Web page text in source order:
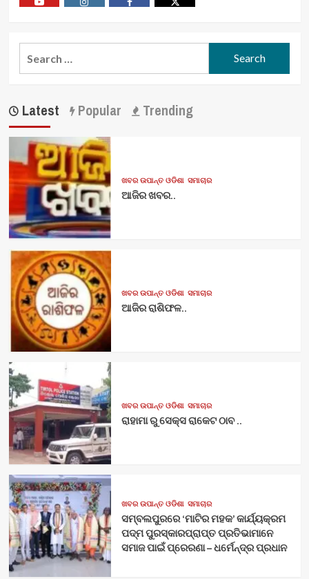
Latest Popular Trending
ଖବର ଉପାନ୍ତ ଓଡିଶା ସମାଚାର
ଆଜିର ଖବର..
ଖବର ଉପାନ୍ତ ଓଡିଶା ସମାଚାର
ଆଜିର ରାଶିଫଳ..
ଖବର ଉପାନ୍ତ ଓଡିଶା ସମାଚାର
ରାହାମା ରୁ ସେକ୍ସ ରାକେଟ ଠାବ ..
ଖବର ଉପାନ୍ତ ଓଡିଶା ସମାଚାର
ସମ୍ବଲପୁରରେ ‘ମାଟିର ମହକ’ କାର୍ଯ୍ୟକ୍ରମ
ପଦ୍ମ ପୁରସ୍କାରପ୍ରାପ୍ତ ପ୍ରତିଭାମାନେ
ସମାଜ ପାଇଁ ପ୍ରେରଣା – ଧର୍ମେନ୍ଦ୍ର ପ୍ରଧାନ